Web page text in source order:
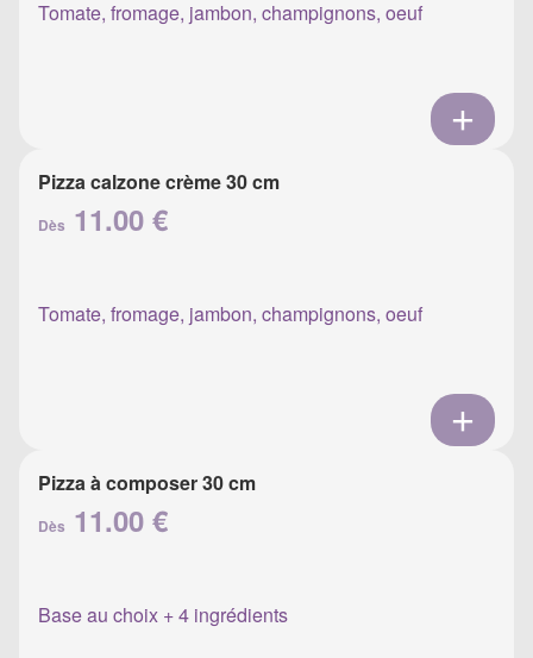
Tomate, fromage, jambon, champignons, oeuf
Pizza calzone crème 30 cm
Dès 11.00 €
Tomate, fromage, jambon, champignons, oeuf
Pizza à composer 30 cm
Dès 11.00 €
Base au choix + 4 ingrédients